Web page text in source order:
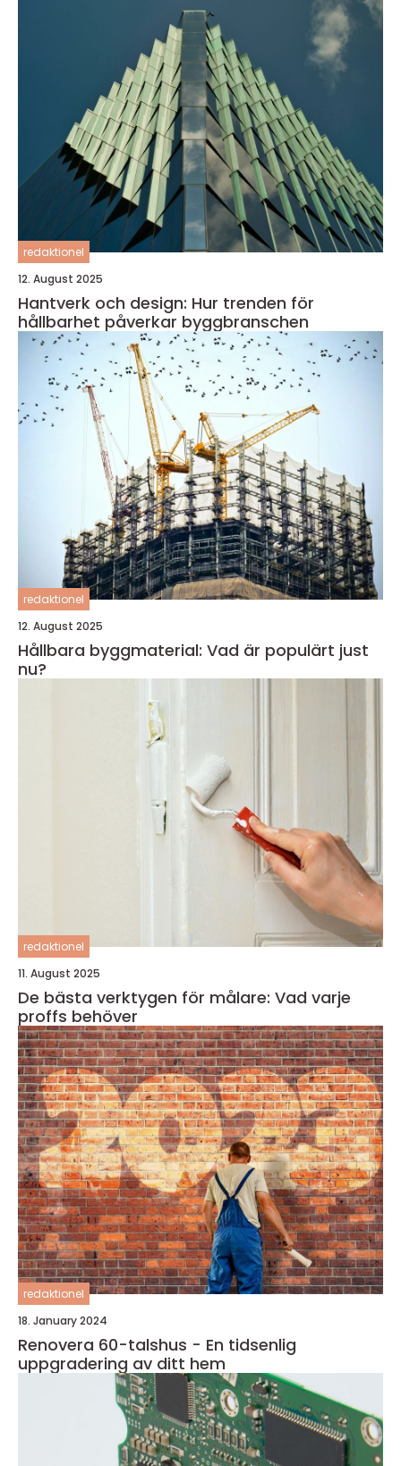
redaktionel
12. August 2025
Hantverk och design: Hur trenden för
hållbarhet påverkar byggbranschen
redaktionel
12. August 2025
Hållbara byggmaterial: Vad är populärt just
nu?
redaktionel
11. August 2025
De bästa verktygen för målare: Vad varje
proffs behöver
redaktionel
18. January 2024
Renovera 60-talshus - En tidsenlig
uppgradering av ditt hem